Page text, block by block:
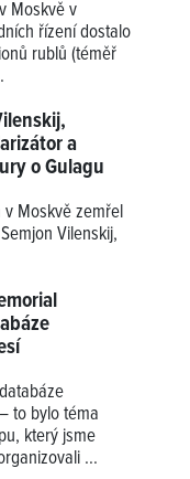
Moskvě v
řízení dostalo
rublů (téměř
a
o Gulagu
Moskvě zemřel
Vilenskij,
to bylo téma
který jsme
...